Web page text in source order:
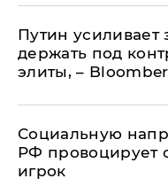
Путин
держать под
элиты, –
Социальную
РФ провоцирует
игрок